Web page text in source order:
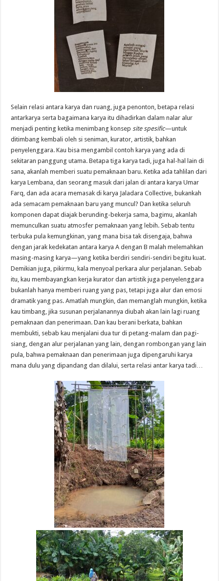
Selain relasi antara karya dan ruang, juga penonton, betapa relasi
antarkarya serta bagaimana karya itu dihadirkan dalam nalar alur
menjadi penting ketika menimbang konsep site spesific—untuk
ditimbang kembali oleh si seniman, kurator, artistik, bahkan
penyelenggara. Kau bisa mengambil contoh karya yang ada di
sekitaran panggung utama. Betapa tiga karya tadi, juga hal-hal lain di
sana, akanlah memberi suatu pemaknaan baru. Ketika ada tahlilan dari
karya Lembana, dan seorang masuk dari jalan di antara karya Umar
Farq, dan ada acara memasak di karya Jaladara Collective, bukankah
ada semacam pemaknaan baru yang muncul? Dan ketika seluruh
komponen dapat diajak berunding-bekerja sama, bagimu, akanlah
memunculkan suatu atmosfer pemaknaan yang lebih. Sebab tentu
terbuka pula kemungkinan, yang mana bisa tak disengaja, bahwa
dengan jarak kedekatan antara karya A dengan B malah melemahkan
masing-masing karya—yang ketika berdiri sendiri-sendiri begitu kuat.
Demikian juga, pikirmu, kala menyoal perkara alur perjalanan. Sebab
itu, kau membayangkan kerja kurator dan artistik juga penyelenggara
bukanlah hanya memberi ruang yang pas, tetapi juga alur dan emosi
dramatik yang pas. Amatlah mungkin, dan memanglah mungkin, ketika
kau timbang, jika susunan perjalanannya diubah akan lain lagi ruang
pemaknaan dan penerimaan. Dan kau berani berkata, bahkan
membukti, sebab kau menjalani dua tur di petang-malam dan pagi-
siang, dengan alur perjalanan yang lain, dengan rombongan yang lain
pula, bahwa pemaknaan dan penerimaan juga dipengaruhi karya
mana dulu yang dipandang dan dilalui, serta relasi antar karya tadi…